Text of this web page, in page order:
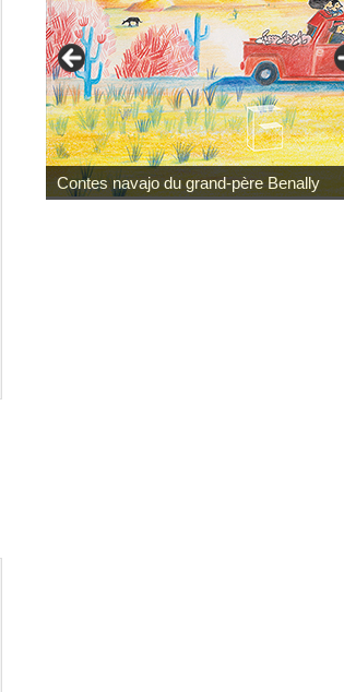
Contes navajo du grand-père Benally